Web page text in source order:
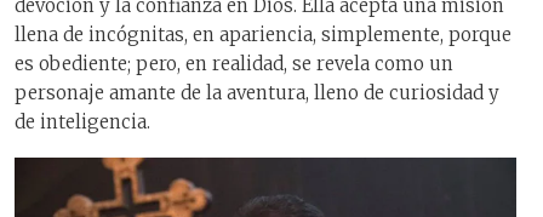
devoción y la confianza en Dios. Ella acepta una misión
llena de incógnitas, en apariencia, simplemente, porque
es obediente; pero, en realidad, se revela como un
personaje amante de la aventura, lleno de curiosidad y
de inteligencia.